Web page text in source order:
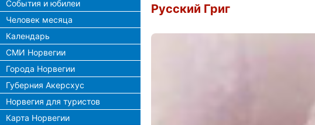
События и юбилеи
Человек месяца
Календарь
СМИ Норвегии
Города Норвегии
Губерния Акерсхус
Норвегия для туристов
Карта Норвегии
Русский Григ